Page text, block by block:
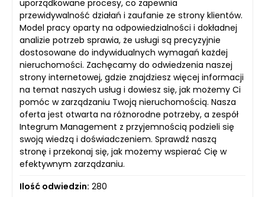
uporządkowane procesy, co zapewnia
przewidywalność działań i zaufanie ze strony klientów.
Model pracy oparty na odpowiedzialności i dokładnej
analizie potrzeb sprawia, że usługi są precyzyjnie
dostosowane do indywidualnych wymagań każdej
nieruchomości. Zachęcamy do odwiedzenia naszej
strony internetowej, gdzie znajdziesz więcej informacji
na temat naszych usług i dowiesz się, jak możemy Ci
pomóc w zarządzaniu Twoją nieruchomością. Nasza
oferta jest otwarta na różnorodne potrzeby, a zespół
Integrum Management z przyjemnością podzieli się
swoją wiedzą i doświadczeniem. Sprawdź naszą
stronę i przekonaj się, jak możemy wspierać Cię w
efektywnym zarządzaniu.
Ilość odwiedzin: 280